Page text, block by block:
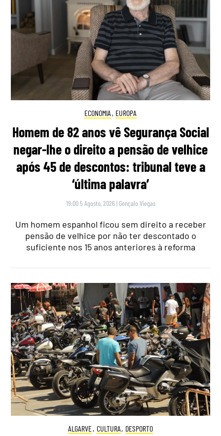
ECONOMIA , EUROPA
Homem de 82 anos vê Segurança Social
negar-lhe o direito a pensão de velhice
após 45 de descontos: tribunal teve a
‘última palavra’
19:00 5 Agosto, 2026 | Gonçalo Viegas
Um homem espanhol ficou sem direito a receber
pensão de velhice por não ter descontado o
suficiente nos 15 anos anteriores à reforma
ALGARVE, CULTURA, DESPORTO